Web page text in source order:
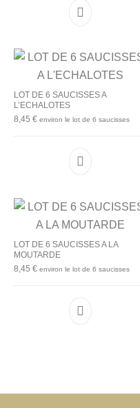
LOT DE 6 SAUCISSES A
L’ECHALOTES
8,45 € environ le lot de 6 saucisses
LOT DE 6 SAUCISSES A LA
MOUTARDE
8,45 € environ le lot de 6 saucisses